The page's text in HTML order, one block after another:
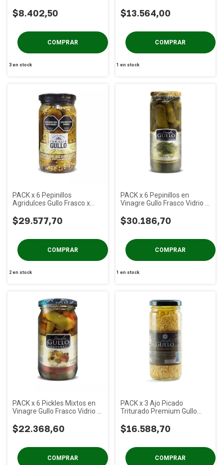
$8.402,50
3en stock
$13.564,00
1 en stock
PACK x 6 Pepinillos
Agridulces Gullo Frasco x
$29.577,70
2en stock
PACK x 6 Pepinillos en
Vinagre Gullo Frasco Vidrio x
$30.186,70
1 en stock
PACK x 6 Pickles Mixtos en
Vinagre Gullo Frasco Vidrio x
$22.368,60
PACK x 3 Ajo Picado
Triturado Premium Gullo
$16.588,70